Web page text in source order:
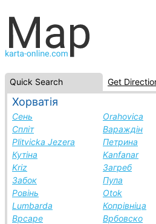
Quick Search Get
Хорватія
Сень
Orahovica
Спліт
Вараждін
Plitvicka Jezera
Петрина
Кутіна
Kanfanar
Kriz
Загреб
Забок
Пула
Ровінь
Otok
Lumbarda
Копрівніца
Врсаре
Врбовско